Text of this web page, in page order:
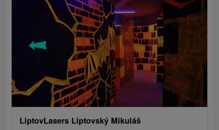
LiptovLasers Liptovský Mikuláš